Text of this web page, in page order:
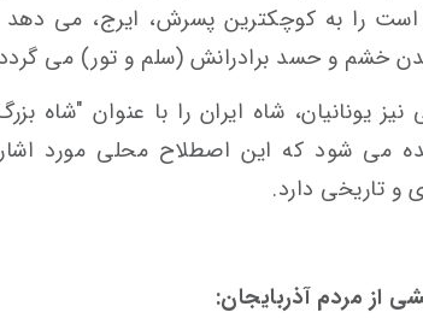
را به کوچکترین پسرش، ایرج، می دهد
خشم و حسد برادرانش (سلم و تور) می
یونانیان، شاه ایران را با عنوان "شاه
می شود که این اصطلاح محلی مورد
و تاریخی دارد.
از مردم آذربایجان: